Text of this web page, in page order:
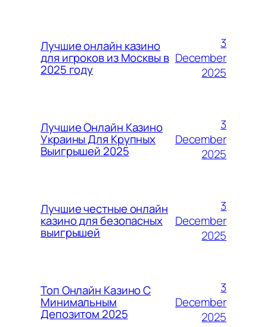
Лучшие онлайн казино
для игроков из Москвы в
2025 году
3
December
2025
Лучшие Онлайн Казино
Украины Для Крупных
Выигрышей 2025
3
December
2025
Лучшие честные онлайн
казино для безопасных
выигрышей
3
December
2025
Топ Онлайн Казино С
Минимальным
Депозитом 2025
3
December
2025